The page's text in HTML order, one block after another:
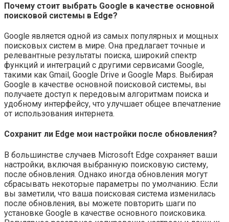
Почему стоит выбрать Google в качестве основной
поисковой системы в Edge?
Google является одной из самых популярных и мощных
поисковых систем в мире. Она предлагает точные и
релевантные результаты поиска, широкий спектр
функций и интеграций с другими сервисами Google,
такими как Gmail, Google Drive и Google Maps. Выбирая
Google в качестве основной поисковой системы, вы
получаете доступ к передовым алгоритмам поиска и
удобному интерфейсу, что улучшает общее впечатление
от использования интернета.
Сохранит ли Edge мои настройки после обновления?
В большинстве случаев Microsoft Edge сохраняет ваши
настройки, включая выбранную поисковую систему,
после обновления. Однако иногда обновления могут
сбрасывать некоторые параметры по умолчанию. Если
вы заметили, что ваша поисковая система изменилась
после обновления, вы можете повторить шаги по
установке Google в качестве основного поисковика.